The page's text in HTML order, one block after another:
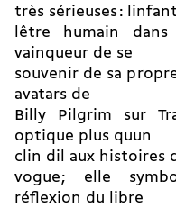
très sérieuses :
lêtre humain
vainqueur de se
souvenir de sa
avatars de
Billy Pilgrim sur
optique plus quun
clin dil aux
vogue ; elle
réflexion du libre